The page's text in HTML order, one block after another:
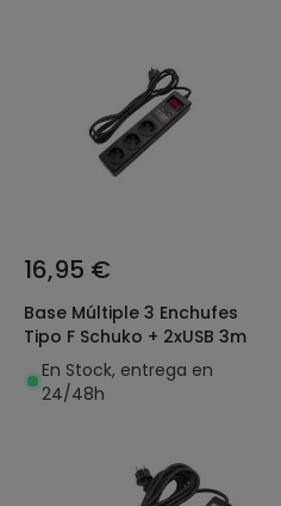
16,95 €
Base Múltiple 3 Enchufes
Tipo F Schuko + 2xUSB 3m
En Stock, entrega en
24/48h